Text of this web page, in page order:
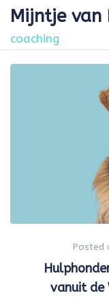
Skip to the content
Mijntje van
coaching
Posted
vanuit de